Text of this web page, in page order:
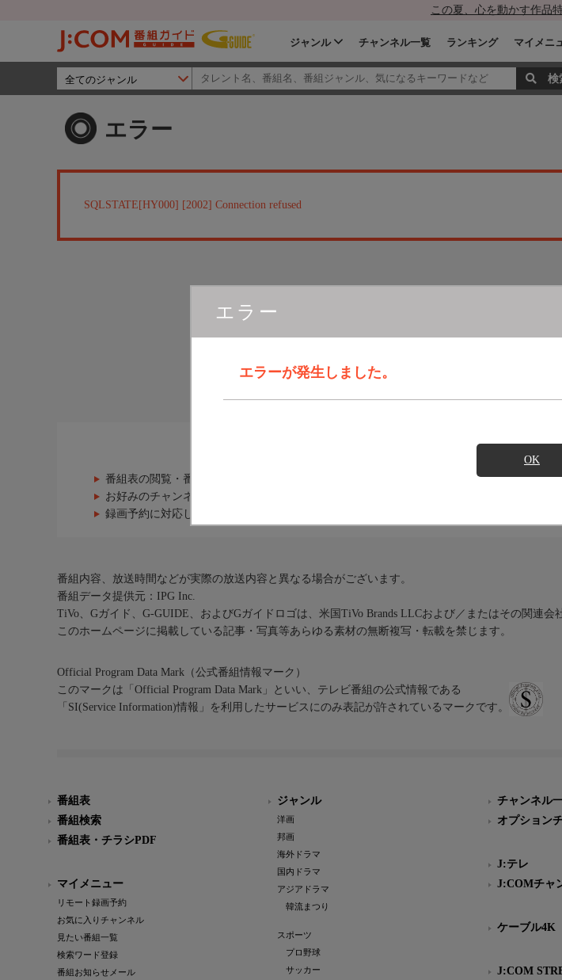
この夏、心を動かす作品
ジャンル チャンネル一覧 ランキング マイメニ
エラー
エラーが発生しました。
OK
エラー
SQLSTATE[HY000] [2002] Connection refused
J:COM番組ガイドは、J:COM TVで楽しめる全
番組表の閲覧・番組の検索・検索条件を保存する 気に
お好みのチャンネルを選択して作成できる
録画予約に対応しているご自宅のSTBへの
番組内容、放送時間などが実際の放送内容と異なる場合がございます。
番組データ提供元：IPG Inc.
TiVo、Gガイド、G-GUIDE、およびGガイドロゴは、米国TiVo Brands LLCおよび／またはその関連会
このホームページに掲載している記事・写真等あらゆる素材の無断複写・転載を禁じます。
Official Program Data Mark（公式番組情報マーク）
このマークは「Official Program Data Mark」といい、テレビ番組の公式情報である
「SI(Service Information)情報」を利用したサービスにのみ表記が許されているマークです。
番組表
番組検索
番組表・チラシPDF
マイメニュー
リモート録画予約
お気に入りチャンネル
見たい番組一覧
検索ワード登録
番組お知らせメール
ジャンル
洋画
邦画
海外ドラマ
国内ドラマ
アジアドラマ
韓流まつり
スポーツ
プロ野球
サッカー
チャンネル
オプション
J:テレ
J:COMチャ
ケーブル4K
J:COM